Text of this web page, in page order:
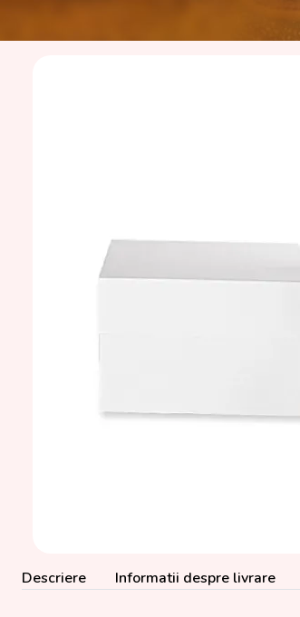
Descriere Informatii despre livrare